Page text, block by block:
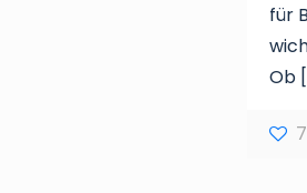
für
Ob
7